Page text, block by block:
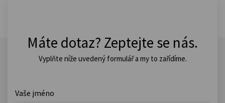
Máte dotaz? Zeptejte se nás.
Vyplňte níže uvedený formulář a my to zařídíme.
Vaše jméno